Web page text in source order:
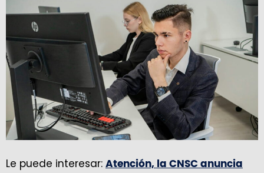
Le puede interesar: Atención, la CNSC anuncia